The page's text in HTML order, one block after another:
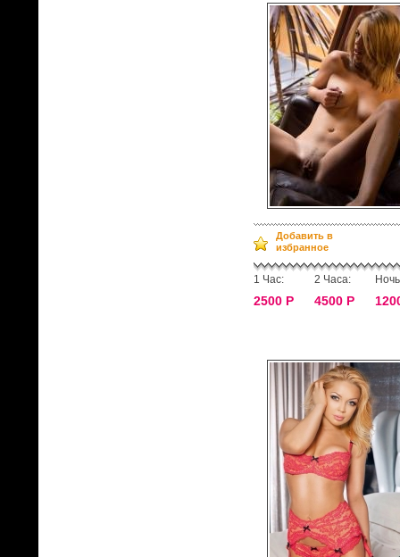
Добавить в
избранное
1 Час:
2500 Р
2 Часа:
4500 Р